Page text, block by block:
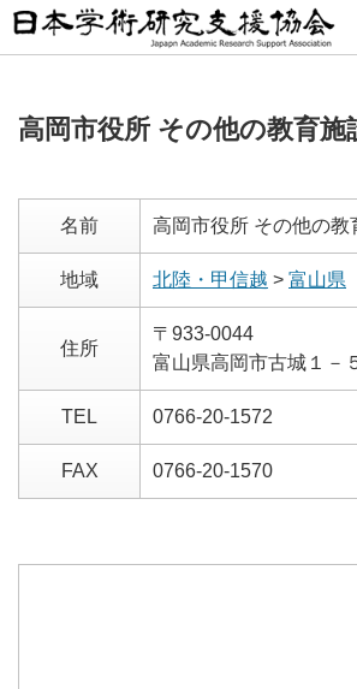
高岡市役所 その他の教育施
名前 高岡市役所 その他の教
地域 北陸・甲信越 > 富山県
住所
〒933-0044
富山県高岡市古城１－
TEL 0766-20-1572
FAX 0766-20-1570